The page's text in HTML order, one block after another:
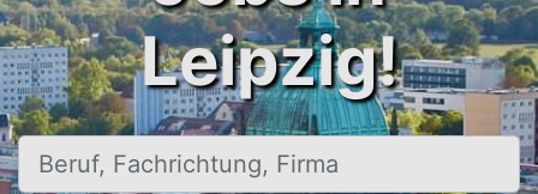
Leipzig!
Beruf, Fachrichtung, Firma